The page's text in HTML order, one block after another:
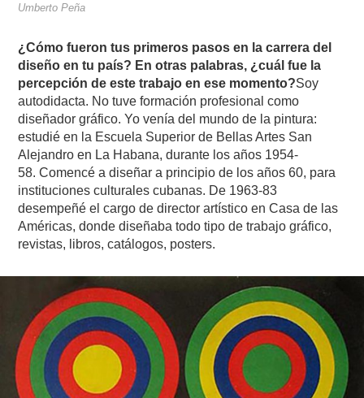
Umberto Peña
¿Cómo fueron tus primeros pasos en la carrera del
diseño en tu país? En otras palabras, ¿cuál fue la
percepción de este trabajo en ese momento?Soy
autodidacta. No tuve formación profesional como
diseñador gráfico. Yo venía del mundo de la pintura:
estudié en la Escuela Superior de Bellas Artes San
Alejandro en La Habana, durante los años 1954-
58. Comencé a diseñar a principio de los años 60, para
instituciones culturales cubanas. De 1963-83
desempeñé el cargo de director artístico en Casa de las
Américas, donde diseñaba todo tipo de trabajo gráfico,
revistas, libros, catálogos, posters.